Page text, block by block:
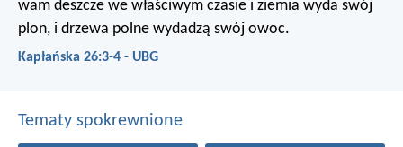
wam deszcze we właściwym czasie i ziemia wyda swój
plon, i drzewa polne wydadzą swój owoc.
Kapłańska 26:3-4 - UBG
Tematy spokrewnione